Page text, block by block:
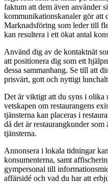
faktum att dem även använder
kommunikationskanaler gör att
Marknadsföring som leder till
kan resultera i ett ökat antal
Använd dig av de kontaktnät
att positionera dig som ett
dessa sammanhang. Se till att
prisvärt, gott och nyttigt
Det är viktigt att du syns i olika
vetskapen om restaurangens
tjänsterna kan placeras i
då det är restaurangkunder
tjänsterna.
Annonsera i lokala tidningar
konsumenterna, samt
gympersonal till
affärsidé och vad du har att